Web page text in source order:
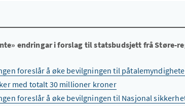
endringar i forslag til statsbudsjett frå Støre-
foreslår å øke bevilgningen til
med totalt 30 millioner kroner
foreslår å øke bevilgningen til Nasjonal